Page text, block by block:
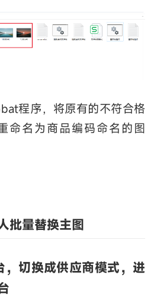
程序，将原有的不符合格
命名为商品编码命名的图
批量替换主图
，切换成供应商模式，进